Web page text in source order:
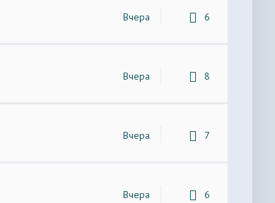
Вчера 6
Вчера 8
Вчера 7
Вчера 6